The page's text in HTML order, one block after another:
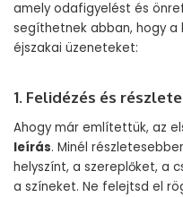
amely odafigyelést és
segíthetnek abban, hogy
éjszakai üzeneteket:
1. Felidézés és
Ahogy már említettük, az
leírás. Minél
helyszínt, a szereplőket, a
a színeket. Ne felejtsd el